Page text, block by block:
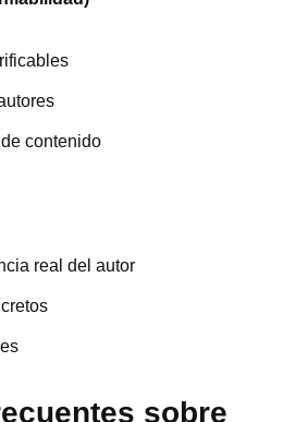
contenido
real del autor
sobre